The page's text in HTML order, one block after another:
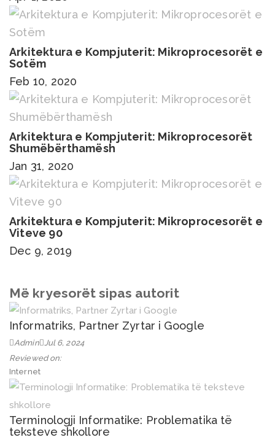
Arkitektura e Kompjuterit: Mikroprocesorët e
Sotëm
Feb 10, 2020
Arkitektura e Kompjuterit: Mikroprocesorët
Shumëbërthamësh
Jan 31, 2020
Arkitektura e Kompjuterit: Mikroprocesorët e
Viteve 90
Dec 9, 2019
Më kryesorët sipas autorit
Informatriks, Partner Zyrtar i Google
Admin Jul 6, 2024
Reviewed on:
Internet
Terminologji Informatike: Problematika të
teksteve shkollore